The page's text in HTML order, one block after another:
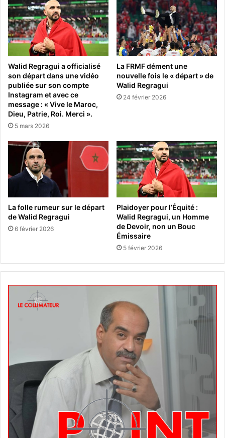
Walid Regragui a officialisé
son départ dans une vidéo
publiée sur son compte
Instagram et avec ce
message : « Vive le Maroc,
Dieu, Patrie, Roi. Merci ».
5 mars 2026
La FRMF dément une
nouvelle fois le « départ » de
Walid Regragui
24 février 2026
La folle rumeur sur le départ
de Walid Regragui
6 février 2026
Plaidoyer pour l’Équité :
Walid Regragui, un Homme
de Devoir, non un Bouc
Émissaire
5 février 2026